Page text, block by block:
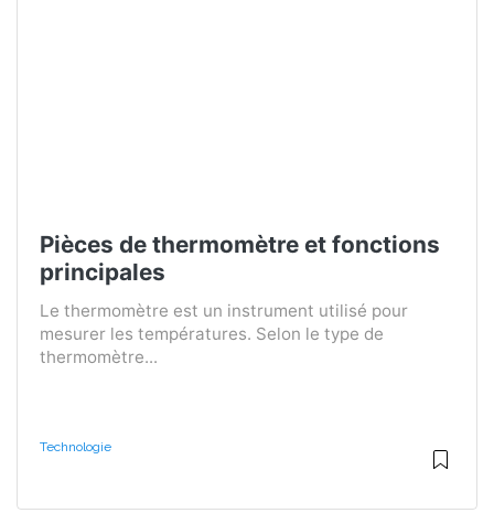
Pièces de thermomètre et fonctions
principales
Le thermomètre est un instrument utilisé pour
mesurer les températures. Selon le type de
thermomètre...
Technologie